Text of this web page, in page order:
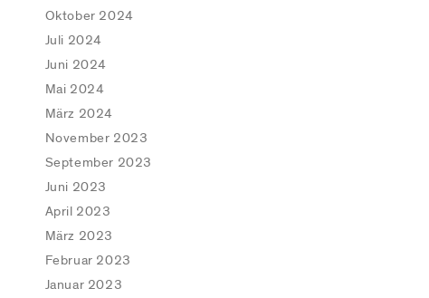
Oktober 2024
Juli 2024
Juni 2024
Mai 2024
März 2024
November 2023
September 2023
Juni 2023
April 2023
März 2023
Februar 2023
Januar 2023